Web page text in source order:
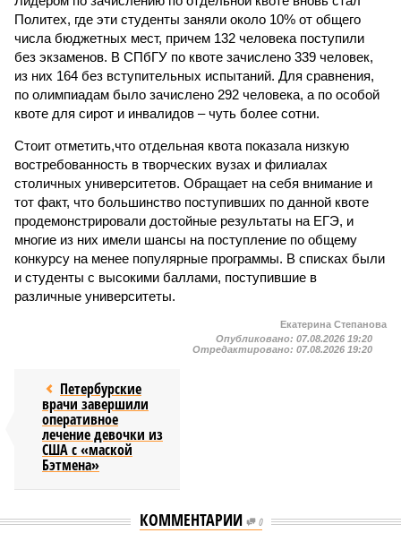
Политех, где эти студенты заняли около 10% от общего
числа бюджетных мест, причем 132 человека поступили
без экзаменов. В СПбГУ по квоте зачислено 339 человек,
из них 164 без вступительных испытаний. Для сравнения,
по олимпиадам было зачислено 292 человека, а по особой
квоте для сирот и инвалидов – чуть более сотни.
Стоит отметить,что отдельная квота показала низкую
востребованность в творческих вузах и филиалах
столичных университетов. Обращает на себя внимание и
тот факт, что большинство поступивших по данной квоте
продемонстрировали достойные результаты на ЕГЭ, и
многие из них имели шансы на поступление по общему
конкурсу на менее популярные программы. В списках были
и студенты с высокими баллами, поступившие в
различные университеты.
Екатерина Степанова
Опубликовано: 07.08.2026 19:20
Отредактировано: 07.08.2026 19:20
Петербурские
врачи завершили
оперативное
лечение девочки из
США с «маской
Бэтмена»
КОММЕНТАРИИ 0